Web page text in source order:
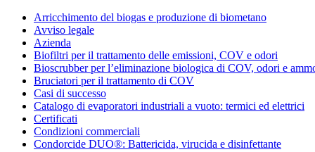
Condorchem
Enviro
Solutions
Arricchimento del biogas e produzione di biometano
Avviso legale
Azienda
Biofiltri per il trattamento delle emissioni, COV e odori
Bioscrubber per l’eliminazione biologica di COV, odori e
Bruciatori per il trattamento di COV
Casi di successo
Catalogo di evaporatori industriali a vuoto: termici ed elettrici
Certificati
Condizioni commerciali
Condorcide DUO®: Battericida, virucida e disinfettante